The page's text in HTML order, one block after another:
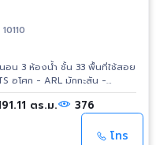
น 3 ห้องน้ำ ชั้น 33 พื้นที่ใช้สอย
รวิโรฒ ประสานมิตร - รพ.
สิริ - ศูนย์ประชุมแห่งชาติสิริกิติ์
ตร.ม. 376
โทร